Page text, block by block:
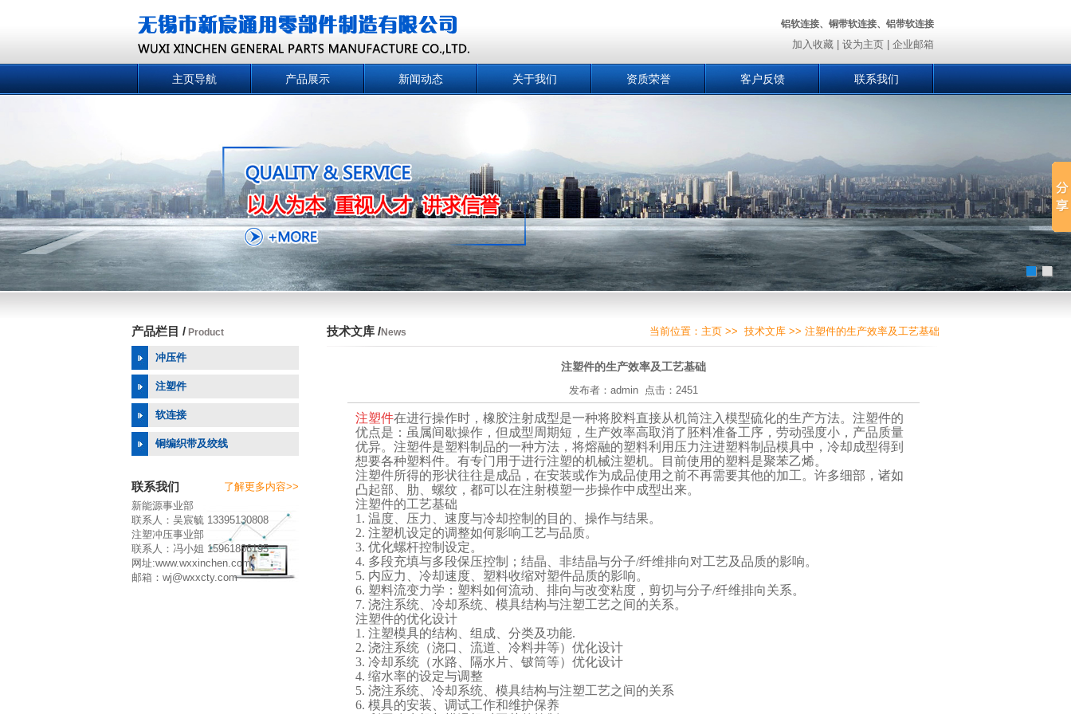
铝软连接、铜带软连接、铝带软连接
加入收藏 设为主页 企业邮箱
主页导航 产品展示 新闻动态 关于我们 资质荣誉 客户反馈 联系我们
产品栏目 / Product
冲压件
注塑件
软连接
铜编织带及绞线
联系我们
了解更多内容>>
新能源事业部
联系人：吴宸毓 13395130808
注塑冲压事业部
联系人：冯小姐 15961886195
网址:www.wxxinchen.com
邮箱：wj@wxxcty.com
当前位置： 主页 >> 技术文库 >> 注塑件的生产效率及工艺基础
技术文库 /News
注塑件的生产效率及工艺基础
发布者：admin 点击：2451
注塑件在进行操作时，橡胶注射成型是一种将胶料直接从机筒注入模型硫化的生产方法。注塑件的
优点是：虽属间歇操作，但成型周期短，生产效率高取消了胚料准备工序，劳动强度小，产品质量
优异。注塑件是塑料制品的一种方法，将熔融的塑料利用压力注进塑料制品模具中，冷却成型得到
想要各种塑料件。有专门用于进行注塑的机械注塑机。目前使用的塑料是聚苯乙烯。
注塑件所得的形状往往是成品，在安装或作为成品使用之前不再需要其他的加工。许多细部，诸如
凸起部、肋、螺纹，都可以在注射模塑一步操作中成型出来。
注塑件的工艺基础
1. 温度、压力、速度与冷却控制的目的、操作与结果。
2. 注塑机设定的调整如何影响工艺与品质。
3. 优化螺杆控制设定。
4. 多段充填与多段保压控制；结晶、非结晶与分子/纤维排向对工艺及品质的影响。
5. 内应力、冷却速度、塑料收缩对塑件品质的影响。
6. 塑料流变力学：塑料如何流动、排向与改变粘度，剪切与分子/纤维排向关系。
7. 浇注系统、冷却系统、模具结构与注塑工艺之间的关系。
注塑件的优化设计
1. 注塑模具的结构、组成、分类及功能.
2. 浇注系统（浇口、流道、冷料井等）优化设计
3. 冷却系统（水路、隔水片、铍筒等）优化设计
4. 缩水率的设定与调整
5. 浇注系统、冷却系统、模具结构与注塑工艺之间的关系
6. 模具的安装、调试工作和维护保养